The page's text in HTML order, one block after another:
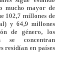
mucho mayor de
102,7 millones de
y 64,9 millones
de género, los
se concentran
residían en países